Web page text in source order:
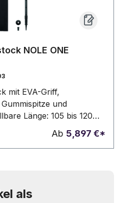
NOLE ONE
mit EVA-Griff,
und
Länge: 105 bis 120
Beutel mit Kordelzug.
Ab 5,897 €*
als